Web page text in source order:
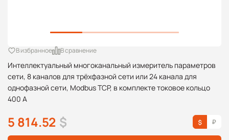
Интеллектуальный многоканальный измеритель параметров
сети, 8 каналов для трёхфазной сети или 24 канала для
однофазной сети, Modbus TCP, в комплекте токовое кольцо
400 А
В избранное В сравнение
5 814.52 $